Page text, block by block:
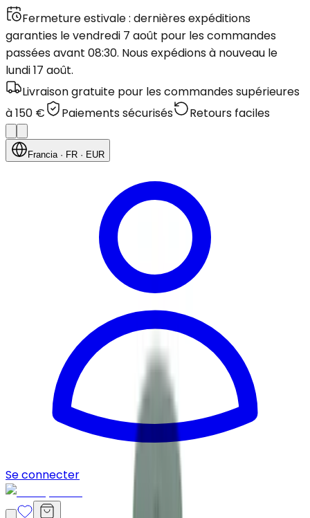
Fermeture estivale : dernières expéditions
garanties le vendredi 7 août pour les commandes
passées avant 08:30. Nous expédions à nouveau le
lundi 17 août.
Livraison gratuite pour les commandes supérieures
à 150 €
Paiements sécurisés Retours faciles
Francia· FR · EUR
Se connecter